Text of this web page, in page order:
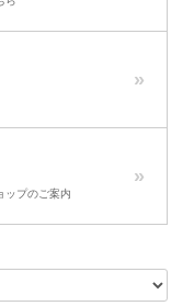
ップのご案内